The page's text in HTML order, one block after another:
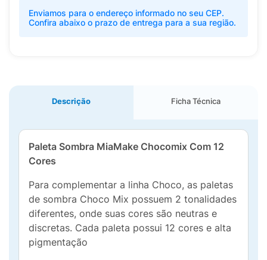
Enviamos para o endereço informado no seu CEP.
Confira abaixo o prazo de entrega para a sua região.
Descrição Ficha Técnica
Paleta Sombra MiaMake Chocomix Com 12
Cores
Para complementar a linha Choco, as paletas
de sombra Choco Mix possuem 2 tonalidades
diferentes, onde suas cores são neutras e
discretas. Cada paleta possui 12 cores e alta
pigmentação